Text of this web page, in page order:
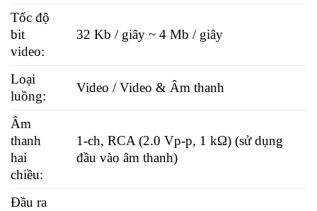
Tốc độ
bit
video:
32 Kb / giây ~ 4 Mb / giây
Loại
luồng:
Video / Video & Âm thanh
Âm
thanh
hai
chiều:
1-ch, RCA (2.0 Vp-p, 1 kΩ) (sử dụng
đầu vào âm thanh)
Đầu ra